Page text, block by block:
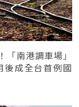
南港調車場」
後成全台首例國